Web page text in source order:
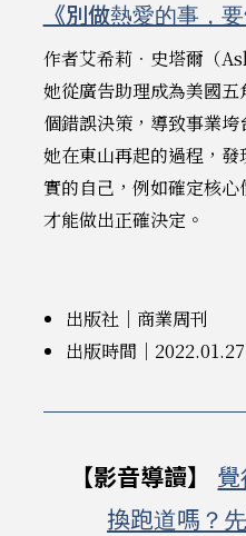
《別做熱愛的事，
作者艾希莉．史塔爾（
她從廣告助理成為美國
個錯誤決策，導致事業
她在東山再起的過程，
實的自己，例如確定核心
才能做出正確決定。
出版社｜商業周刊
出版時間｜2022.01.27
【影音導讀】
換跑道嗎？